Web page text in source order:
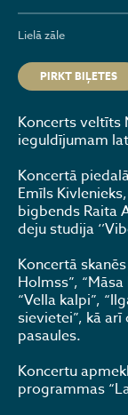
Lielā zāle
PIRKT BIĻETES
Koncerts veltīts
ieguldījumam
Koncertā
Emīls
bigbends Raita
deju studija
Koncertā
Holmss”,
“Vella kalpi”,
sievietei”, kā
pasaules.
Koncertu
programmas